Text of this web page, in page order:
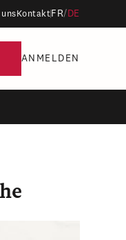
Kontakt FR/ DE
ANMELDEN